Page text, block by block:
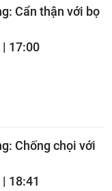
Cẩn thận với bọ
17:00
Chống chọi với
18:41